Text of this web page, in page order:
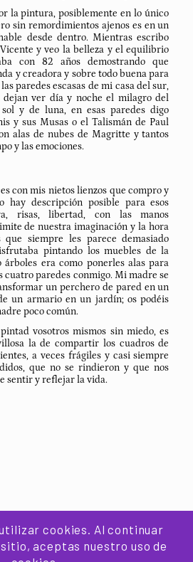
la pintura, posiblemente en lo único
sin remordimientos ajenos es en un
desde dentro. Mientras escribo
y veo la belleza y el equilibrio
con 82 años demostrando que
y creadora y sobre todo buena para
paredes escasas de mi casa del sur,
dejan ver día y noche el milagro del
y de luna, en esas paredes digo
y sus Musas o el Talismán de Paul
alas de nubes de Magritte y tantos
y las emociones.
con mis nietos lienzos que compro y
hay descripción posible para esos
risas, libertad, con las manos
de nuestra imaginación y la hora
siempre les parece demasiado
pintando los muebles de la
árboles era como ponerles alas para
cuatro paredes conmigo. Mi madre se
un perchero de pared en un
un armario en un jardín; os podéis
poco común.
vosotros mismos sin miedo, es
la de compartir los cuadros de
a veces frágiles y casi siempre
que no se rindieron y que nos
sentir y reflejar la vida.
Paloma San Basilio | All rigths
cookies. Al continuar
aceptas nuestro uso de